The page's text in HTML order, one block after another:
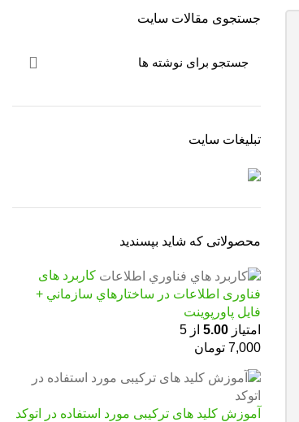
جستجوی مقالات سایت
تبلیغات سایت
محصولاتی که شاید بپسندید
كاربرد های
فناوری اطلاعات در ساختارهاي سازماني +
فایل پاورپوینت
امتیاز 5.00 از 5
7,000 تومان
آموزش کلید های ترکیبی مورد استفاده در اتوکد